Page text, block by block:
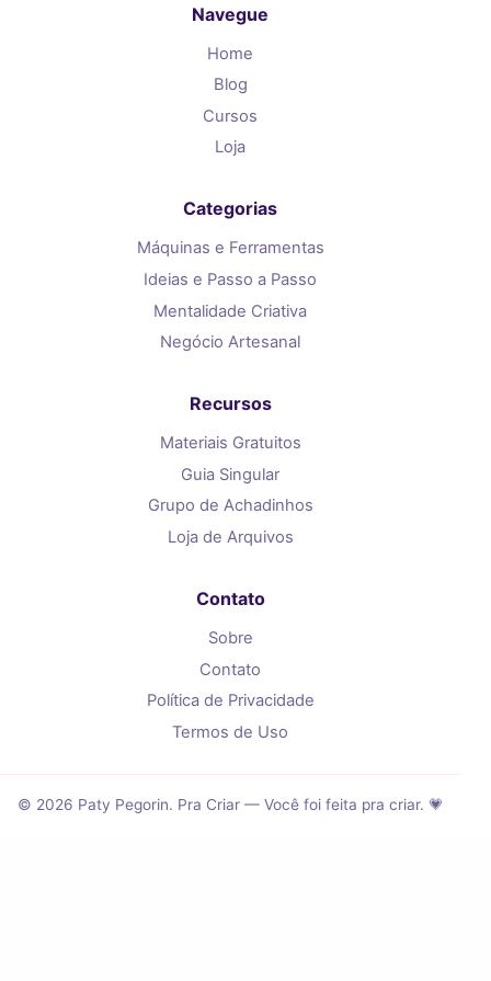
Navegue
Home
Blog
Cursos
Loja
Categorias
Máquinas e Ferramentas
Ideias e Passo a Passo
Mentalidade Criativa
Negócio Artesanal
Recursos
Materiais Gratuitos
Guia Singular
Grupo de Achadinhos
Loja de Arquivos
Contato
Sobre
Contato
Política de Privacidade
Termos de Uso
© 2026 Paty Pegorin. Pra Criar — Você foi feita pra criar. 💗